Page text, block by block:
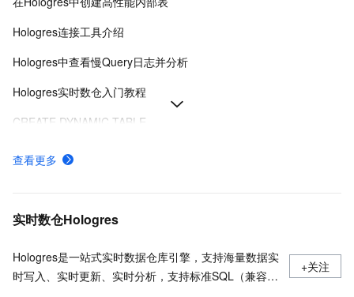
Hologres连接工具介绍
Hologres中查看慢Query日志并分析
Hologres实时数仓入门教程
CREATE DYNAMIC TABLE
ALTERTABLE的用法
Hologres日期和时间函数
查看更多
实时数仓Hologres
Hologres是一站式实时数据仓库引擎，支持海量数据实
时写入、实时更新、实时分析，支持标准SQL（兼容
+关注